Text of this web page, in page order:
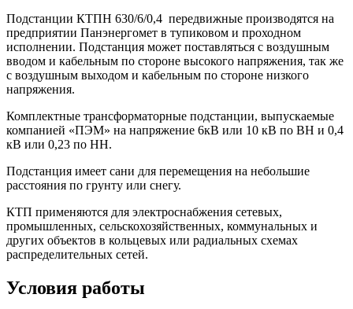
Подстанции КТПН 630/6/0,4 передвижные производятся на
предприятии Панэнергомет в тупиковом и проходном
исполнении. Подстанция может поставляться с воздушным
вводом и кабельным по стороне высокого напряжения, так же
с воздушным выходом и кабельным по стороне низкого
напряжения.
Комплектные трансформаторные подстанции, выпускаемые
компанией «ПЭМ» на напряжение 6кВ или 10 кВ по ВН и 0,4
кВ или 0,23 по НН.
Подстанция имеет сани для перемещения на небольшие
расстояния по грунту или снегу.
КТП применяются для электроснабжения сетевых,
промышленных, сельскохозяйственных, коммунальных и
других объектов в кольцевых или радиальных схемах
распределительных сетей.
Условия работы